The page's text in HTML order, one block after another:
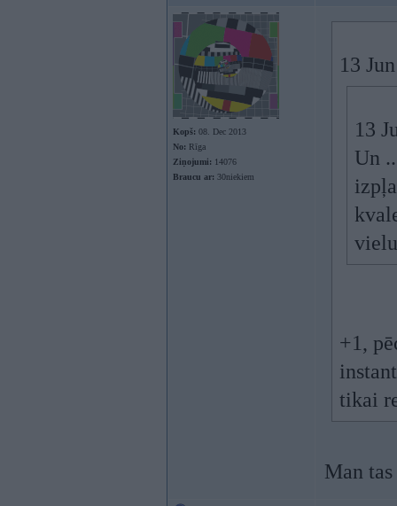
Kopš: 08. Dec 2013
No: Rīga
Ziņojumi: 14076
Braucu ar: 30niekiem
13
13
Un
+1,
tikai
Man